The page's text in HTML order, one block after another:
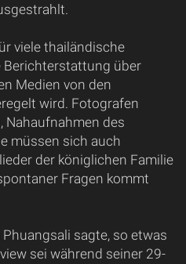
viele thailändische
Berichterstattung über
Medien von den
wird. Fotografen
Nahaufnahmen des
müssen sich auch
der königlichen Familie
Fragen kommt
sagte, so etwas
sei während seiner 29-